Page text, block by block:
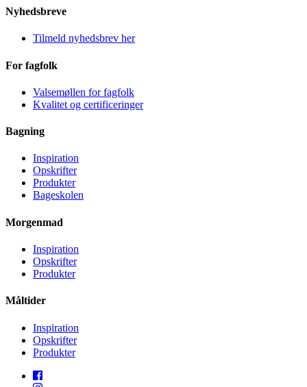
Nyhedsbreve
Tilmeld nyhedsbrev her
For fagfolk
Valsemøllen for fagfolk
Kvalitet og certificeringer
Bagning
Inspiration
Opskrifter
Produkter
Bageskolen
Morgenmad
Inspiration
Opskrifter
Produkter
Måltider
Inspiration
Opskrifter
Produkter